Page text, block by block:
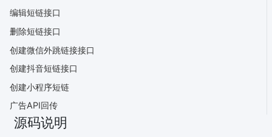
编辑短链接口
删除短链接口
创建微信外跳链接接口
创建抖音短链接口
创建小程序短链
广告API回传
源码说明